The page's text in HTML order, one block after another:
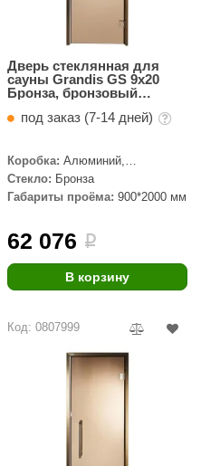
Дверь стеклянная для
сауны Grandis GS 9x20
Бронза, бронзовый
под заказ (7-14 дней)
Коробка: Алюминий,
Бронзовый профиль
Стекло: Бронза
Габариты проёма: 900*2000 мм
62 076 i
В корзину
Код: 0807999